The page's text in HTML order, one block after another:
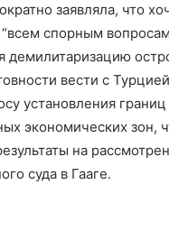
заявляла, что
спорным
демилитаризацию
вести с
установления границ
экономических зон,
на
суда в Гааге.